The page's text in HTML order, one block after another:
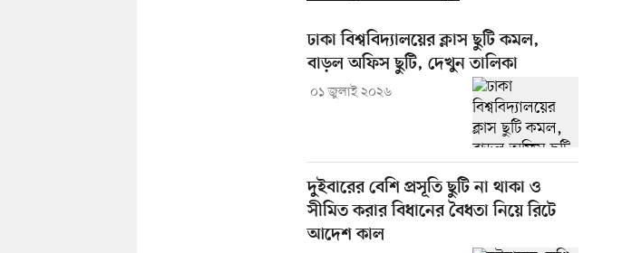
ঢাকা বিশ্ববিদ্যালয়ের ক্লাস ছুটি কমল,
বাড়ল অফিস ছুটি, দেখুন তালিকা
০১ জুলাই ২০২৬
দুইবারের বেশি প্রসূতি ছুটি না থাকা ও
সীমিত করার বিধানের বৈধতা নিয়ে রিটে
আদেশ কাল